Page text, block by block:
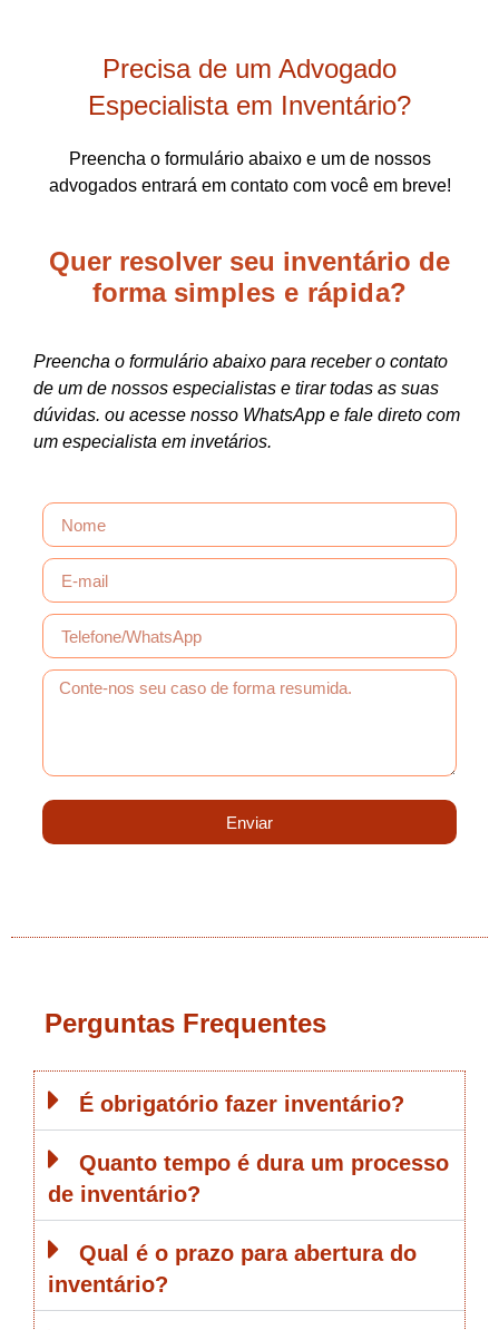
Precisa de um Advogado
Especialista em Inventário?
Preencha o formulário abaixo e um de nossos
advogados entrará em contato com você em breve!
Quer resolver seu inventário de
forma simples e rápida?
Preencha o formulário abaixo para receber o contato
de um de nossos especialistas e tirar todas as suas
dúvidas. ou acesse nosso WhatsApp e fale direto com
um especialista em invetários.
Enviar
Perguntas Frequentes
É obrigatório fazer inventário?
Quanto tempo é dura um processo
de inventário?
Qual é o prazo para abertura do
inventário?